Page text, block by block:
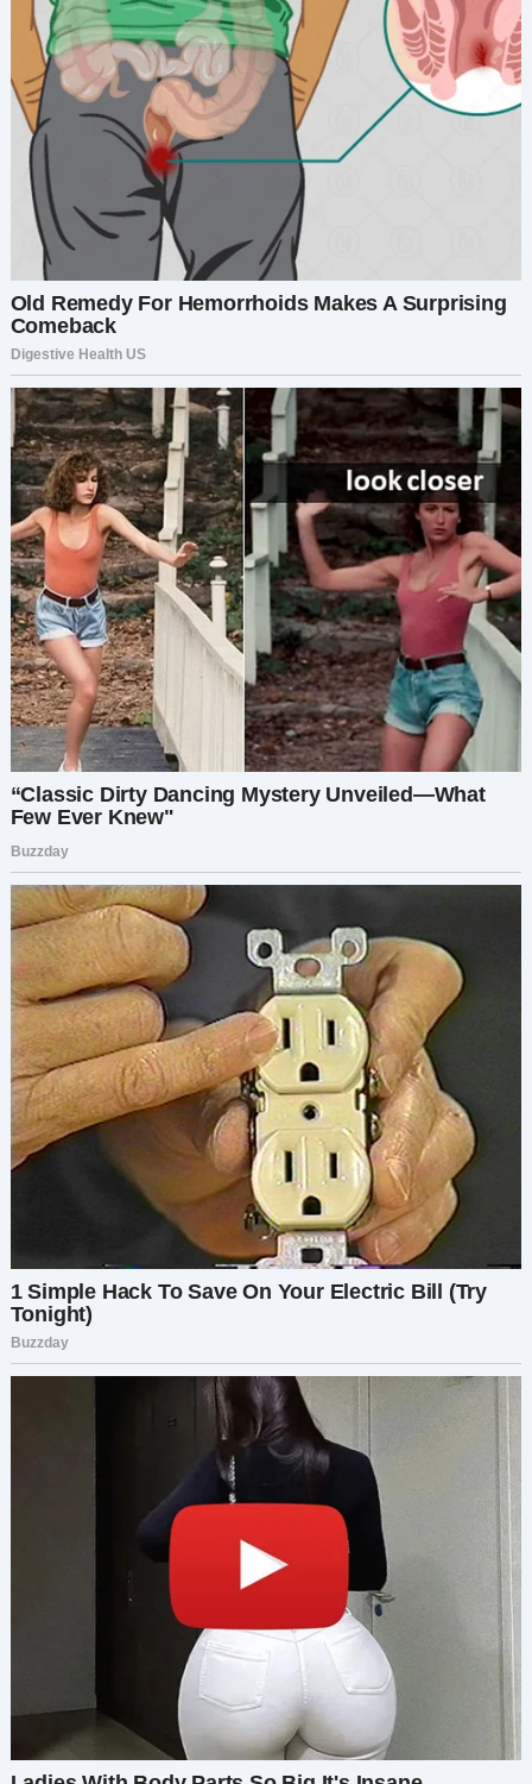
кухне и всё ещё прокручивающей в голове ту
сцену. Он молча выслушал, как я всё объяснила,
с непроницаемым лицом. Когда я закончила, он
глубоко вздохнул и сказал: «Зачем ты её
выгнала? Она ведь только пыталась помочь».
Это задело меня больше, чем я ожидала. Разве я
не имела права устанавливать границы?
Защищать своего ребёнка? Но вместо того
чтобы спорить дальше, я молча кивнула и ушла в
нашу спальню, чувствуя себя побеждённой.
В течение следующих нескольких дней между
мной и Лёней установилось неловкое
молчание. Он не говорил прямо, что злится, но
его резкие ответы и отстранённое поведение
говорили о многом. Тем временем, каждый раз,
глядя на нашу дочь, которая теперь счастливо
гулила в своих качелях, я задавалась вопросом,
не слишком ли я остро отреагировала. Была ли я
несправедлива к его маме? Или, что ещё хуже,
не испортила ли я свои отношения с Лёней?
Однажды днём, бездумно листая ленту в
социальных сетях, я наткнулась на пост в
одной из родительских групп, в которых я
состояла. Кто-то поделился своим опытом
общения с членами семьи, которые
неправильно понимают уход за
новорождёнными. Чтение их истории придало
мне ясности — и смелости. Может быть, я была
не совсем неправа.
Решив всё исправить, я решила позвонить
свекрови. Мне потребовалось несколько
глубоких вдохов, прежде чем я набрала её
номер, готовясь ко всему, что могло произойти
дальше.
«Алло?» — её голос, когда она ответила, звучал
настороженно.
«Здравствуйте… это я», — нерешительно
сказала я. — «Слушайте, я хотела извиниться за
то, что произошло на днях. Я не должна была
так говорить вам, чтобы вы ушли. Это было
На другом конце провода повисла пауза. Затем
она тихо ответила: «Спасибо, что позвонила. И
я тоже извиняюсь. Я не хотела тебя
расстраивать или пренебрегать твоими
чувствами. Наверное, я забыла, как это бывает
тяжело с новорождённым».
Мы проговорили почти час, делясь
воспоминаниями о нашем собственном
детстве и обсуждая разные подходы к
воспитанию. К концу разговора мы обе
признали, что слишком поспешили с выводами